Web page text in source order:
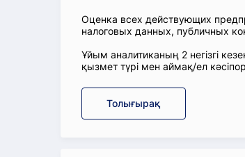
Оценка всех действующих
налоговых данных, публичных
Ұйым аналитиканың 2 негізгі
қызмет түрі мен аймақ/ел
Толығырақ